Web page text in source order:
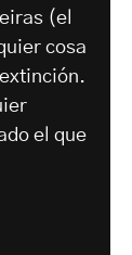
(el
cosa
el que